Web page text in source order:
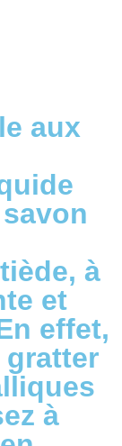
aux
à
et
effet,
gratter
à